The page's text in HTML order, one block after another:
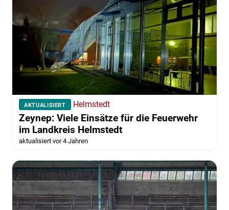
AKTUALISIERT Helmstedt
Zeynep: Viele Einsätze für die Feuerwehr
im Landkreis Helmstedt
aktualisiert vor 4 Jahren